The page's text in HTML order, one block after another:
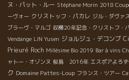
ヌ・パット・ルー Stéphane Morin 2018
ーヴォー クリストッフ・パカレ ジル・ダヴァ
ブラーヴ・マルゴ 収穫20年記念・クリストフ・
Vendange LIN Yusen ジョルジュ・デコンブ
Prieuré Roch Millésime Bio 2019 Bar à vins
ャトー・オゾンヌ 桜島 2016年 エスポアよろ
ク Domaine Pattes-Loup フランス・ツアー